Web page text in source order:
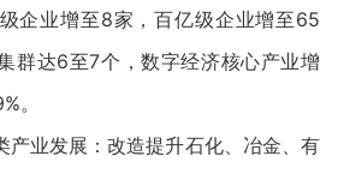
企业增至8家，百亿级企业增至65
群达6至7个，数字经济核心产业增
。
业发展：改造提升石化、冶金、有